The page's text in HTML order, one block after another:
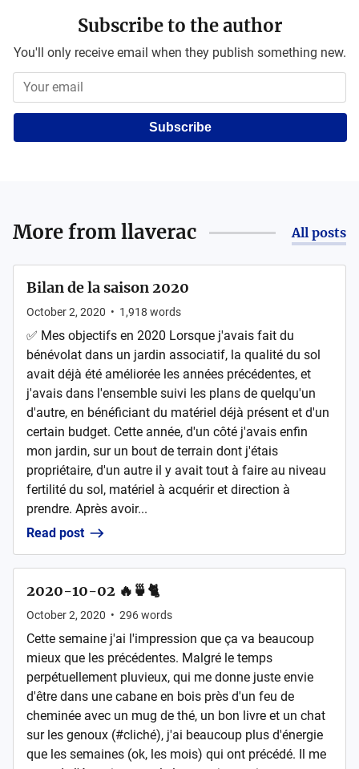
Subscribe to the author
You'll only receive email when they publish something new.
Subscribe
More fromllaverac All posts
Bilan de la saison 2020
October 2, 2020 • 1,918 words
✅ Mes objectifs en 2020 Lorsque j'avais fait du
bénévolat dans un jardin associatif, la qualité du sol
avait déjà été améliorée les années précédentes, et
j'avais dans l'ensemble suivi les plans de quelqu'un
d'autre, en bénéficiant du matériel déjà présent et d'un
certain budget. Cette année, d'un côté j'avais enfin
mon jardin, sur un bout de terrain dont j'étais
propriétaire, d'un autre il y avait tout à faire au niveau
fertilité du sol, matériel à acquérir et direction à
prendre. Après avoir...
Read post
2020-10-02 🔥🍵🐈
October 2, 2020 • 296words
Cette semaine j'ai l'impression que ça va beaucoup
mieux que les précédentes. Malgré le temps
perpétuellement pluvieux, qui me donne juste envie
d'être dans une cabane en bois près d'un feu de
cheminée avec un mug de thé, un bon livre et un chat
sur les genoux (#cliché), j'ai beaucoup plus d'énergie
que les semaines (ok, les mois) qui ont précédé. Il me